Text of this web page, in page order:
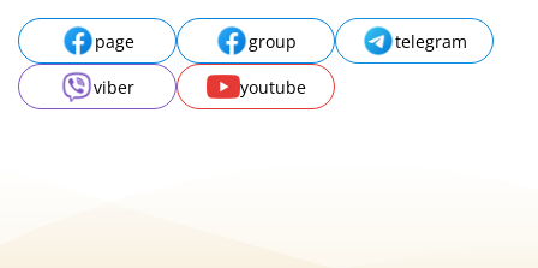
page group
telegram
viber
youtube